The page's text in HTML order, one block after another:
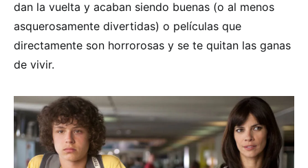
dan la vuelta y acaban siendo buenas (o al menos
asquerosamente divertidas) o películas que
directamente son horrorosas y se te quitan las ganas
de vivir.